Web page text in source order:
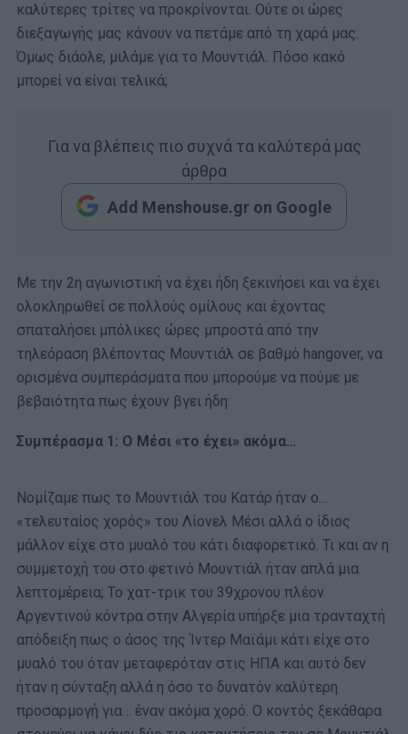
καλύτερες τρίτες να προκρίνονται. Ούτε οι ώρες
διεξαγωγής μας κάνουν να πετάμε από τη χαρά μας.
Όμως διάολε, μιλάμε για το Μουντιάλ. Πόσο κακό
μπορεί να είναι τελικά;
Για να βλέπεις πιο συχνά τα καλύτερά μας
άρθρα
Add Menshouse.gr on Google
Με την 2η αγωνιστική να έχει ήδη ξεκινήσει και να έχει
ολοκληρωθεί σε πολλούς ομίλους και έχοντας
σπαταλήσει μπόλικες ώρες μπροστά από την
τηλεόραση βλέποντας Μουντιάλ σε βαθμό hangover, να
ορισμένα συμπεράσματα που μπορούμε να πούμε με
βεβαιότητα πως έχουν βγει ήδη:
Συμπέρασμα 1: Ο Μέσι «το έχει» ακόμα…
Νομίζαμε πως το Μουντιάλ του Κατάρ ήταν ο…
«τελευταίος χορός» του Λίονελ Μέσι αλλά ο ίδιος
μάλλον είχε στο μυαλό του κάτι διαφορετικό. Τι και αν η
συμμετοχή του στο φετινό Μουντιάλ ήταν απλά μια
λεπτομέρεια; Το χατ-τρικ του 39χρονου πλέον
Αργεντινού κόντρα στην Αλγερία υπήρξε μια τρανταχτή
απόδειξη πως ο άσος της Ίντερ Μαϊάμι κάτι είχε στο
μυαλό του όταν μεταφερόταν στις ΗΠΑ και αυτό δεν
ήταν η σύνταξη αλλά η όσο το δυνατόν καλύτερη
προσαρμογή για… έναν ακόμα χορό. Ο κοντός ξεκάθαρα